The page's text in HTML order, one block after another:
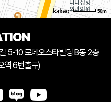
50m
5-10 로데오스타빌딩 B동 2층
역 6번출구)